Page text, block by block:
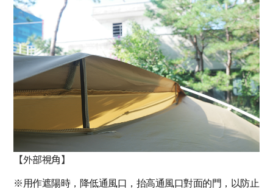
【外部視角】
※用作遮陽時，降低通風口，抬高通風口對面的門，以防止